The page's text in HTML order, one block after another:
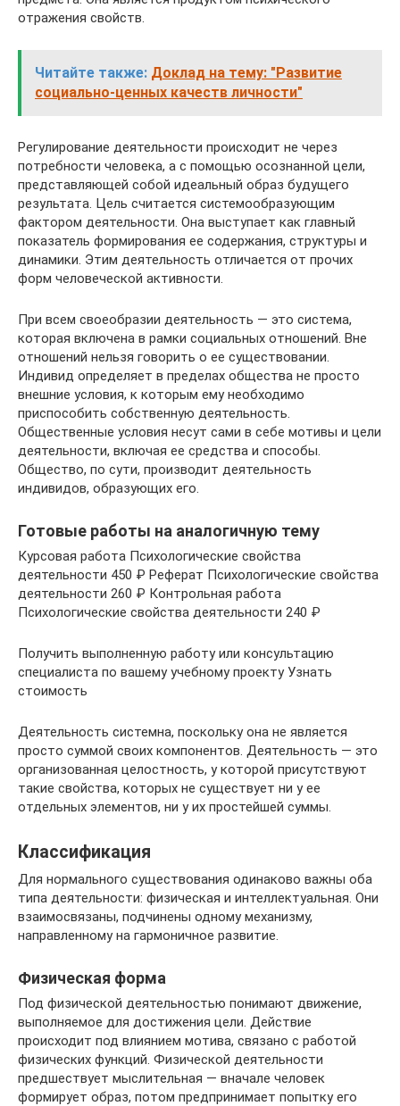
отражения свойств.
Читайте также: Доклад на тему: "Развитие
социально-ценных качеств личности"
Регулирование деятельности происходит не через
потребности человека, а с помощью осознанной цели,
представляющей собой идеальный образ будущего
результата. Цель считается системообразующим
фактором деятельности. Она выступает как главный
показатель формирования ее содержания, структуры и
динамики. Этим деятельность отличается от прочих
форм человеческой активности.
При всем своеобразии деятельность — это система,
которая включена в рамки социальных отношений. Вне
отношений нельзя говорить о ее существовании.
Индивид определяет в пределах общества не просто
внешние условия, к которым ему необходимо
приспособить собственную деятельность.
Общественные условия несут сами в себе мотивы и цели
деятельности, включая ее средства и способы.
Общество, по сути, производит деятельность
индивидов, образующих его.
Готовые работы на аналогичную тему
Курсовая работа Психологические свойства
деятельности 450 ₽ Реферат Психологические свойства
деятельности 260 ₽ Контрольная работа
Психологические свойства деятельности 240 ₽
Получить выполненную работу или консультацию
специалиста по вашему учебному проекту Узнать
стоимость
Деятельность системна, поскольку она не является
просто суммой своих компонентов. Деятельность — это
организованная целостность, у которой присутствуют
такие свойства, которых не существует ни у ее
отдельных элементов, ни у их простейшей суммы.
Классификация
Для нормального существования одинаково важны оба
типа деятельности: физическая и интеллектуальная. Они
взаимосвязаны, подчинены одному механизму,
направленному на гармоничное развитие.
Физическая форма
Под физической деятельностью понимают движение,
выполняемое для достижения цели. Действие
происходит под влиянием мотива, связано с работой
физических функций. Физической деятельности
предшествует мыслительная — вначале человек
формирует образ, потом предпринимает попытку его